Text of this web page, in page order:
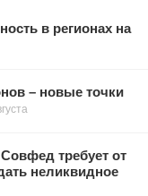
в регионах на
– новые точки
требует от
неликвидное